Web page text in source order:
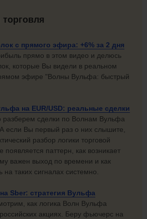
с прямого эфира: +6% за 2 дня
прямо в этом видео и делюсь
которые Вы видели в реальном
эфире "Волны Вульфа: быстрый
на EUR/USD: реальные сделки
разберем сделки по Волнам Вульфа
если Вы первый раз о них слышите,
разбор логики торговой
появляется паттерн, как возникает
важен выход по времени и как
на таких сигналах системно.
Sber: стратегия Вульфа
как логика Волн Вульфа
акциях. Беру фьючерс на